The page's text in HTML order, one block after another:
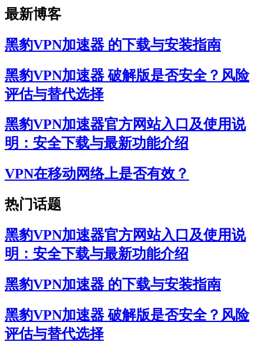
最新博客
黑豹VPN加速器 的下载与安装指南
黑豹VPN加速器 破解版是否安全？风险
评估与替代选择
黑豹VPN加速器官方网站入口及使用说
明：安全下载与最新功能介绍
VPN在移动网络上是否有效？
热门话题
黑豹VPN加速器官方网站入口及使用说
明：安全下载与最新功能介绍
黑豹VPN加速器 的下载与安装指南
黑豹VPN加速器 破解版是否安全？风险
评估与替代选择